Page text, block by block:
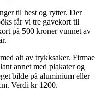
til hest og rytter. Der
får vi tre gavekort til
på 500 kroner vunnet av
alt av trykksaker.
annet med plakater og
bilde på aluminium eller
Verdi kr 1200.